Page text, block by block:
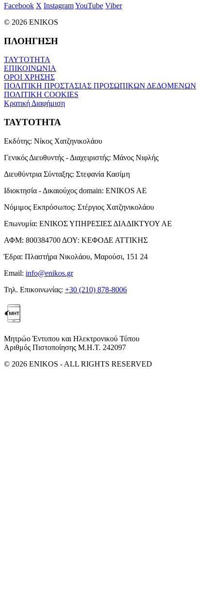
Facebook X InstagramYouTube Viber
© 2026 ENIKOS
ΠΛΟΗΓΗΣΗ
ΤΑΥΤΟΤΗΤΑ
ΕΠΙΚΟΙΝΩΝΙΑ
ΟΡΟΙ ΧΡΗΣΗΣ
ΠΟΛΙΤΙΚΗ ΠΡΟΣΤΑΣΙΑΣ ΠΡΟΣΩΠΙΚΩΝ ΔΕΔΟΜΕΝΩΝ
ΠΟΛΙΤΙΚΗ COOKIES
Κρατική Διαφήμιση
ΤΑΥΤΟΤΗΤΑ
Εκδότης: Νίκος Χατζηνικολάου
Γενικός Διευθυντής - Διαχειριστής: Μάνος Νιφλής
Διευθύντρια Σύνταξης: Στεφανία Κασίμη
Ιδιοκτησία - Δικαιούχος domain: ENIKOS AE
Νόμιμος Εκπρόσωπος: Στέργιος Χατζηνικολάου
Επωνυμία: ΕΝΙΚΟΣ ΥΠΗΡΕΣΙΕΣ ΔΙΑΔΙΚΤΥΟΥ ΑΕ
ΑΦΜ: 800384700 ΔΟΥ: ΚΕΦΟΔΕ ΑΤΤΙΚΗΣ
Έδρα: Πλαστήρα Νικολάου, Μαρούσι, 151 24
Email: info@enikos.gr
Τηλ. Επικοινωνίας: +30 (210) 878-8006
Μητρώο Έντυπου και Ηλεκτρονικού Τύπου
Αριθμός Πιστοποίησης Μ.Η.Τ. 242097
© 2026 ENIKOS - ALL RIGHTS RESERVED